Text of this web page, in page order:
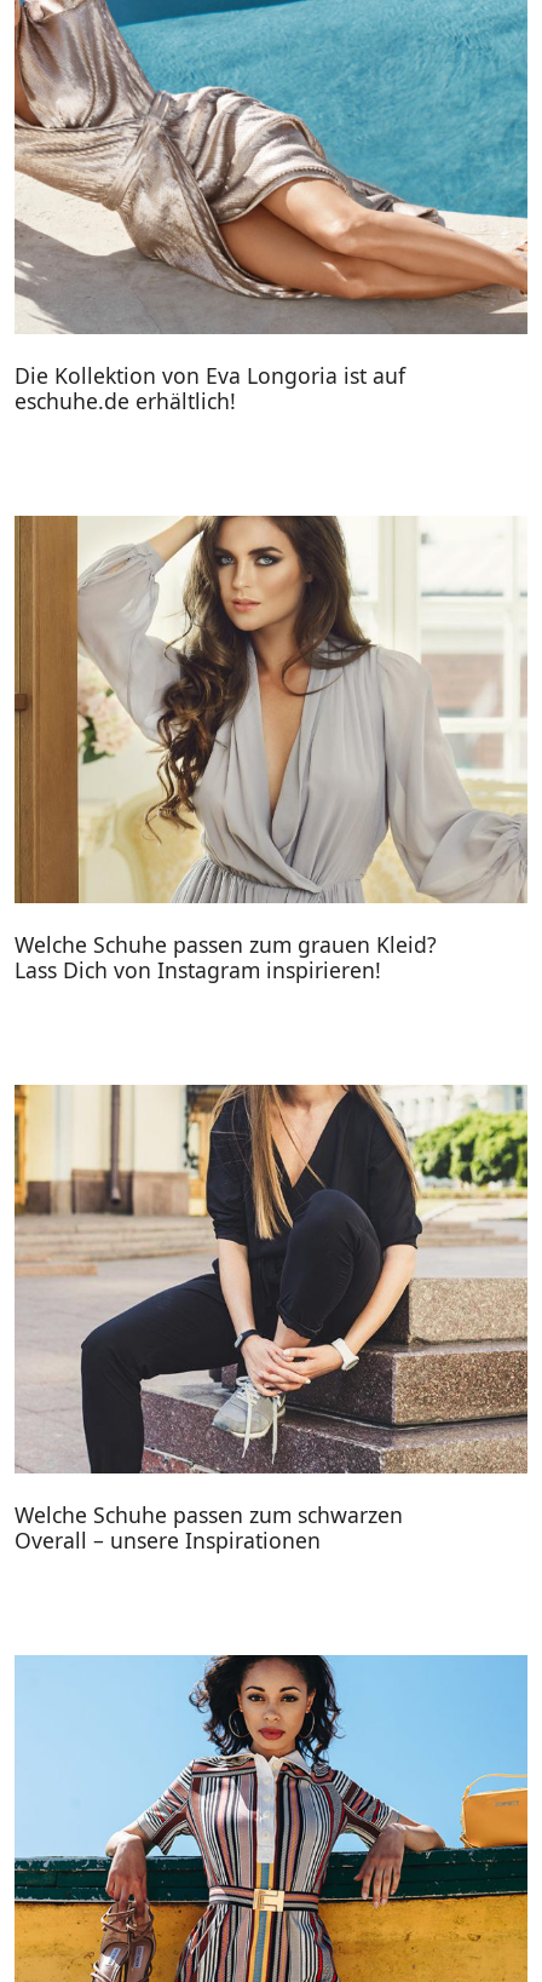
Die Kollektion von Eva Longoria ist auf
eschuhe.de erhältlich!
Welche Schuhe passen zum grauen Kleid?
Lass Dich von Instagram inspirieren!
Welche Schuhe passen zum schwarzen
Overall – unsere Inspirationen